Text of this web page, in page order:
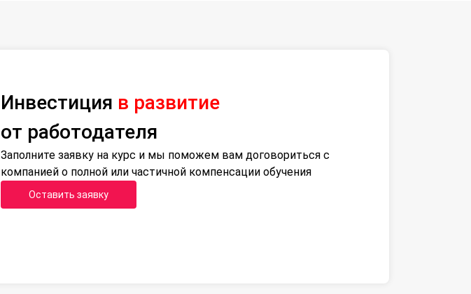
Инвестиция в развитие
от работодателя
Заполните заявку на курс и мы поможем вам договориться с
компанией о полной или частичной компенсации обучения
Оставить заявку